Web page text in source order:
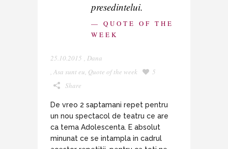
presedintelui.
— QUOTE OF THE
WEEK
25.10.2015 , Dana
, Asa sunt eu, Quote of the week
5
Share
De vreo 2 saptamani repet pentru
un nou spectacol de teatru ce are
ca tema Adolescenta. E absolut
minunat ce se intampla in cadrul